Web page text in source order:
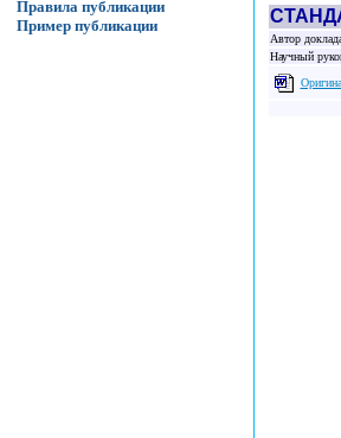
Правила публикации
Пример публикации
Автор
Научный